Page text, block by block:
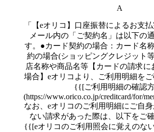
A
「【eオリコ】口座振替によるお支
メール内の「ご契約名」は以下の
す。●カード契約の場合：カード名
約の場合(ショッピングクレジット
店名称や商品名等【カードの請求に
場合】eオリコより、ご利用明細を
{{[ご利用明細の確認
(https://www.orico.co.jp/creditcard/for/
なお、eオリコのご利用明細にご自
ない請求があった際は、以下をご
{{[eオリコのご利用照会に覚えのな